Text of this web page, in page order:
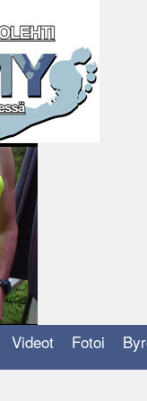
Videot Fotoi